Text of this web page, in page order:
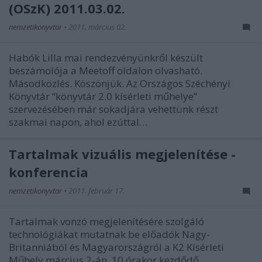
(OSzK) 2011.03.02.
nemzetikonyvtar • 2011. március 02.
Habók Lilla mai rendezvényünkről készült
beszámolója a Meetoff oldalon olvasható.
Másodközlés. Köszönjük. Az Országos Széchényi
Könyvtár “könyvtár 2.0 kísérleti műhelye”
szervezésében már sokadjára vehettünk részt
szakmai napon, ahol ezúttal…
Tartalmak vizuális megjelenítése -
konferencia
nemzetikonyvtar • 2011. február 17.
Tartalmak vonzó megjelenítésére szolgáló
technológiákat mutatnak be előadók Nagy-
Britanniából és Magyarországról a K2 Kísérleti